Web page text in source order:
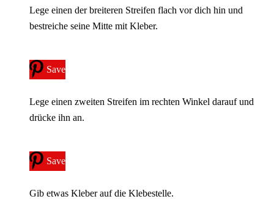
Lege einen der breiteren Streifen flach vor dich hin und
bestreiche seine Mitte mit Kleber.
Save
Lege einen zweiten Streifen im rechten Winkel darauf und
drücke ihn an.
Save
Gib etwas Kleber auf die Klebestelle.